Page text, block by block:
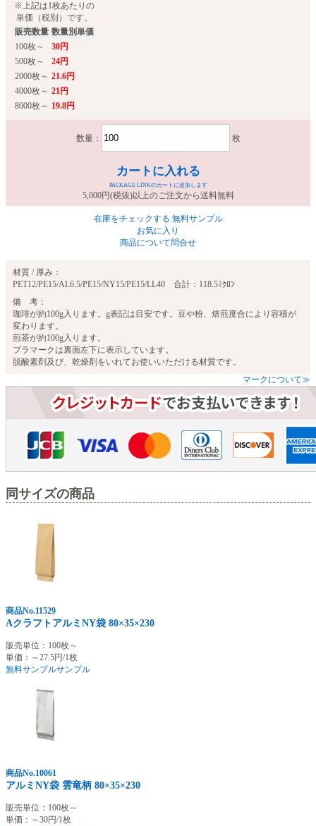
※上記は1枚あたりの
単価（税別）です。
販売数量 数量別単価
100枚～
30円
500枚～
24円
2000枚～ 21.6円
4000枚～ 21円
8000枚～ 19.8円
数量： 枚
カートに入れる
PACKAGE LINKのカートに追加します
5,000円(税抜)以上のご注文から送料無料
在庫をチェックする 無料サンプル
お気に入り
商品について問合せ
材質 / 厚み：
PET12/PE15/AL6.5/PE15/NY15/PE15/LL40 合計：118.5ﾐｸﾛﾝ
備 考：
珈琲が約100g入ります。g表記は目安です。豆や粉、焙煎度合により容積が
変わります。
煎茶が約100g入ります。
プラマークは裏面左下に表示しています。
脱酸素剤及び、乾燥剤をいれてお使いいただける材質です。
マークについて≫
同サイズの商品
商品No.11529
AクラフトアルミNY袋 80×35×230
販売単位：100枚～
単価：～27.5円/1枚
無料サンプルサンプル
商品No.10061
アルミNY袋 雲竜柄 80×35×230
販売単位：100枚～
単価：～30円/1枚